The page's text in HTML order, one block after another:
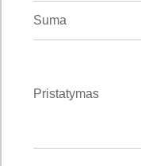
Suma
Pristatymas